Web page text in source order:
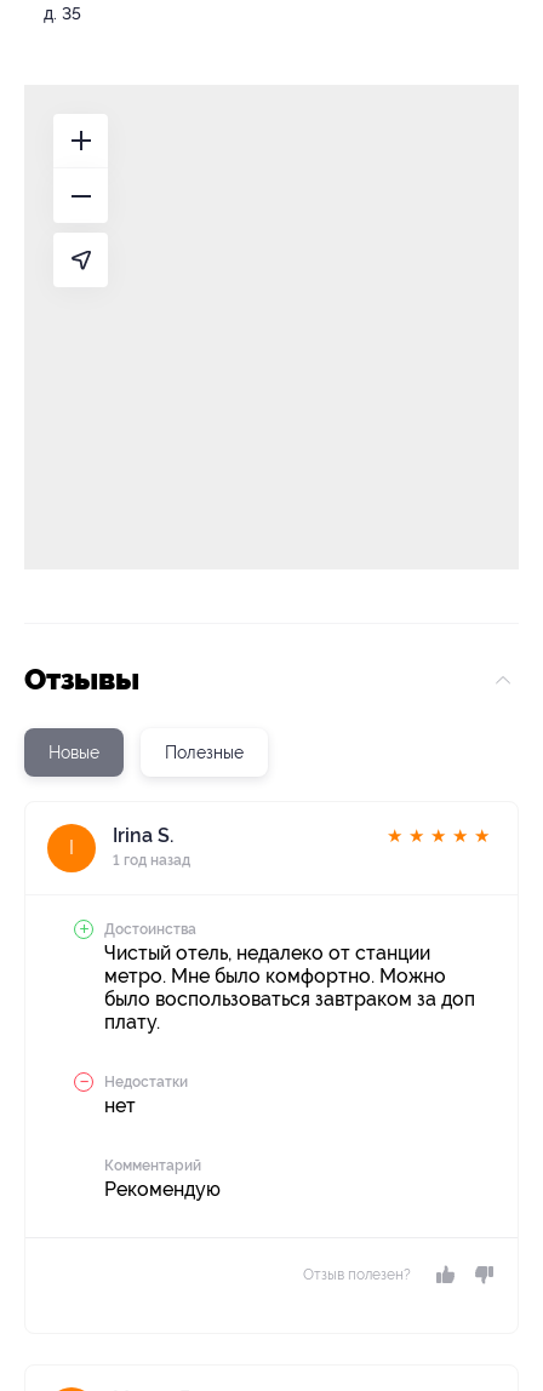
д. 35
Отзывы
Новые Полезные
Irina S.
1 год назад
★ ★ ★ ★ ★
Достоинства
Чистый отель, недалеко от станции
метро. Мне было комфортно. Можно
было воспользоваться завтраком за доп
плату.
Недостатки
нет
Комментарий
Рекомендую
Отзыв полезен?